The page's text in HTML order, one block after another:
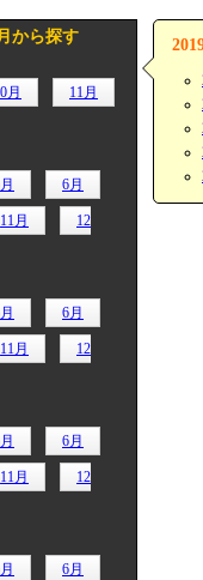
から探す
月 11月
6月
11月 12
6月
11月 12
6月
11月 12
6月